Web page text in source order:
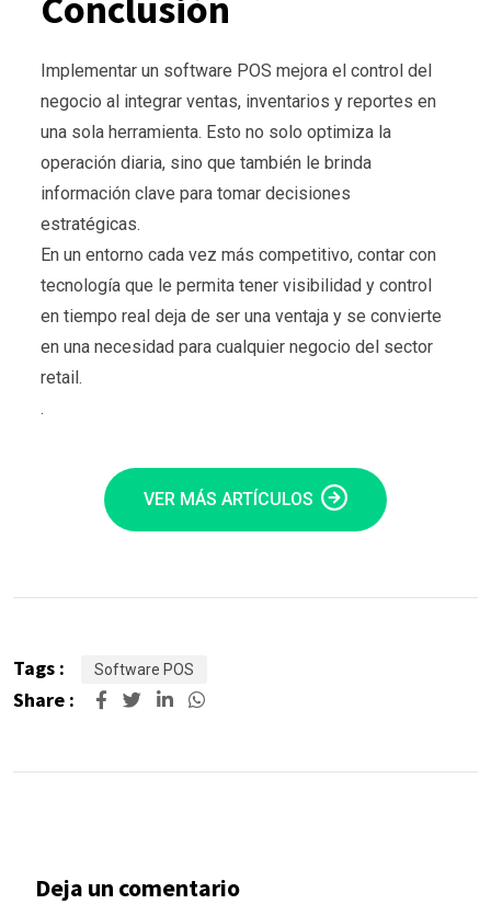
Implementar un software POS mejora el control del
negocio al integrar ventas, inventarios y reportes en
una sola herramienta. Esto no solo optimiza la
operación diaria, sino que también le brinda
información clave para tomar decisiones
estratégicas.
En un entorno cada vez más competitivo, contar con
tecnología que le permita tener visibilidad y control
en tiempo real deja de ser una ventaja y se convierte
en una necesidad para cualquier negocio del sector
retail.
.
VER MÁS ARTÍCULOS
Tags : Software POS
Share :
Deja un comentario